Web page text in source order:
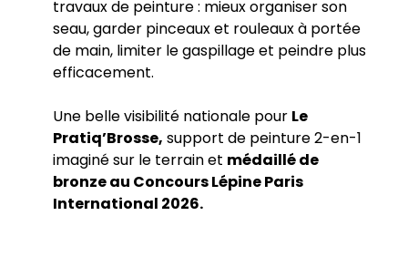
travaux de peinture : mieux organiser son
seau, garder pinceaux et rouleaux à portée
de main, limiter le gaspillage et peindre plus
efficacement.
Une belle visibilité nationale pour Le
Pratiq’Brosse, support de peinture 2-en-1
imaginé sur le terrain et médaillé de
bronze au Concours Lépine Paris
International 2026.